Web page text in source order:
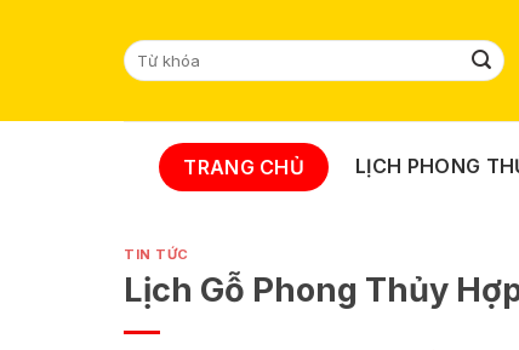
Tìm
kiếm:
TRANG CHỦ LỊCH PHONG
TIN TỨC
Lịch Gỗ Phong Thủy